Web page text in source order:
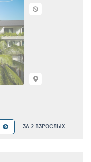
ЗА 2 ВЗРОСЛЫХ